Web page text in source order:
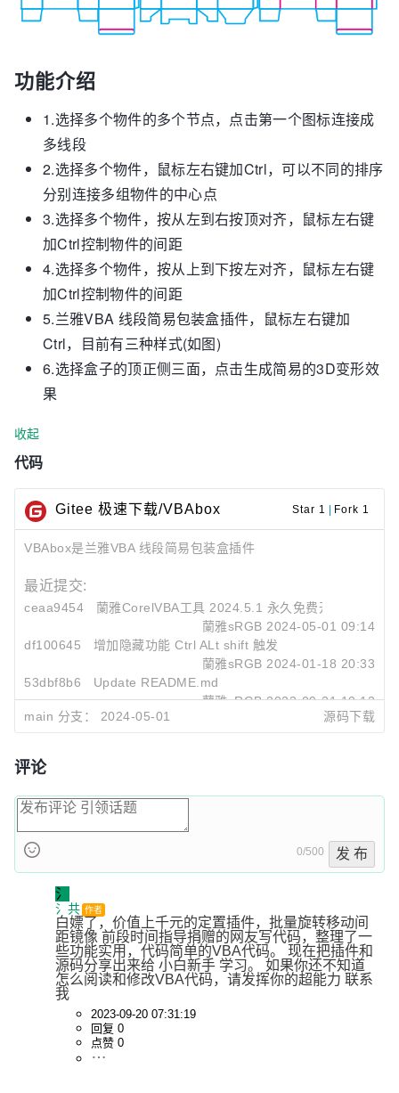
功能介绍
1.选择多个物件的多个节点，点击第一个图标连接成
多线段
2.选择多个物件，鼠标左右键加Ctrl，可以不同的排序
分别连接多组物件的中心点
3.选择多个物件，按从左到右按顶对齐，鼠标左右键
加Ctrl控制物件的间距
4.选择多个物件，按从上到下按左对齐，鼠标左右键
加Ctrl控制物件的间距
5.兰雅VBA 线段简易包装盒插件，鼠标左右键加
Ctrl，目前有三种样式(如图)
6.选择盒子的顶正侧三面，点击生成简易的3D变形效
果
收起
代码
Gitee 极速下载/VBAbox Star 1 | Fork 1
VBAbox是兰雅VBA 线段简易包装盒插件
最近提交:
ceaa9454
蘭雅CorelVBA工具 2024.5.1 永久免费开源开放
蘭雅sRGB 2024-05-01 09:14
df100645
增加隐藏功能 Ctrl ALt shift 触发
蘭雅sRGB 2024-01-18 20:33
53dbf8b6
Update README.md
蘭雅sRGB 2023-09-21 10:12
main 分支：
2024-05-01 源码下载
评论
0/500 发 布
氵
氵共 作者
白嫖了，价值上千元的定置插件，批量旋转移动间
距镜像 前段时间指导捐赠的网友写代码，整理了一
些功能实用，代码简单的VBA代码。 现在把插件和
源码分享出来给 小白新手 学习。 如果你还不知道
怎么阅读和修改VBA代码，请发挥你的超能力 联系
我
2023-09-20 07:31:19
回复 0
点赞 0